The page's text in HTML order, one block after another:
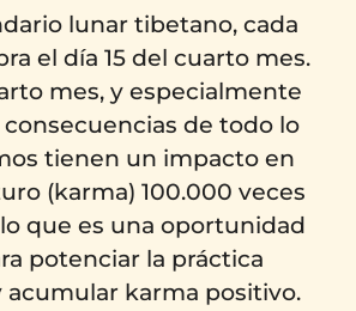
lunar tibetano, cada
el día 15 del cuarto mes.
mes, y especialmente
consecuencias de todo lo
tienen un impacto en
(karma) 100.000 veces
que es una oportunidad
potenciar la práctica
acumular karma positivo.